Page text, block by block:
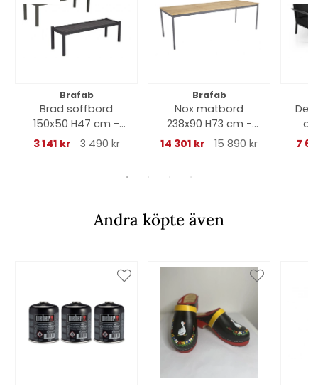
Brafab
Brad soffbord
150x50 H47 cm -
flera färger
3 141 kr 3 490 kr
Brafab
Nox matbord
238x90 H73 cm -
antracit/teak
14 301 kr 15 890 kr 7
Andra köpte även